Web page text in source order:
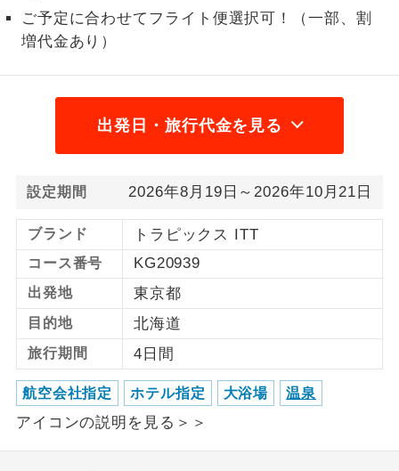
ご予定に合わせてフライト便選択可！（一部、割
増代金あり）
出発日・旅行代金を見る
設定期間 2026年8月19日～2026年10月21日
ブランド トラピックス ITT
コース番号 KG20939
出発地 東京都
目的地 北海道
旅行期間 4日間
航空会社指定 ホテル指定 大浴場 温泉
アイコンの説明を見る＞＞
す。
スです。
金
コースです。
ご夫婦限定
ご夫婦限定でご参加いただけるコースで
す。
女性限定
女性限定でご参加いただけるコースで
す。
年齢制限あり
ご参加にあたり年齢に制限があるコース
です。
航空会社指定
利用航空会社が指定なので、ご出発の計
画にとても便利です。